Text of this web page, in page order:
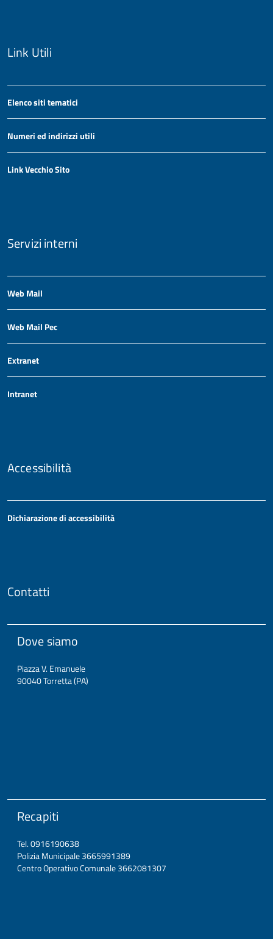
Link Utili
Elenco siti tematici
Numeri ed indirizzi utili
Link Vecchio Sito
Servizi interni
Web Mail
Web Mail Pec
Extranet
Intranet
Accessibilità
Dichiarazione di accessibilità
Contatti
Dove siamo
Piazza V. Emanuele
90040 Torretta (PA)
Recapiti
Tel. 0916190638
Polizia Municipale 3665991389
Centro Operativo Comunale 3662081307